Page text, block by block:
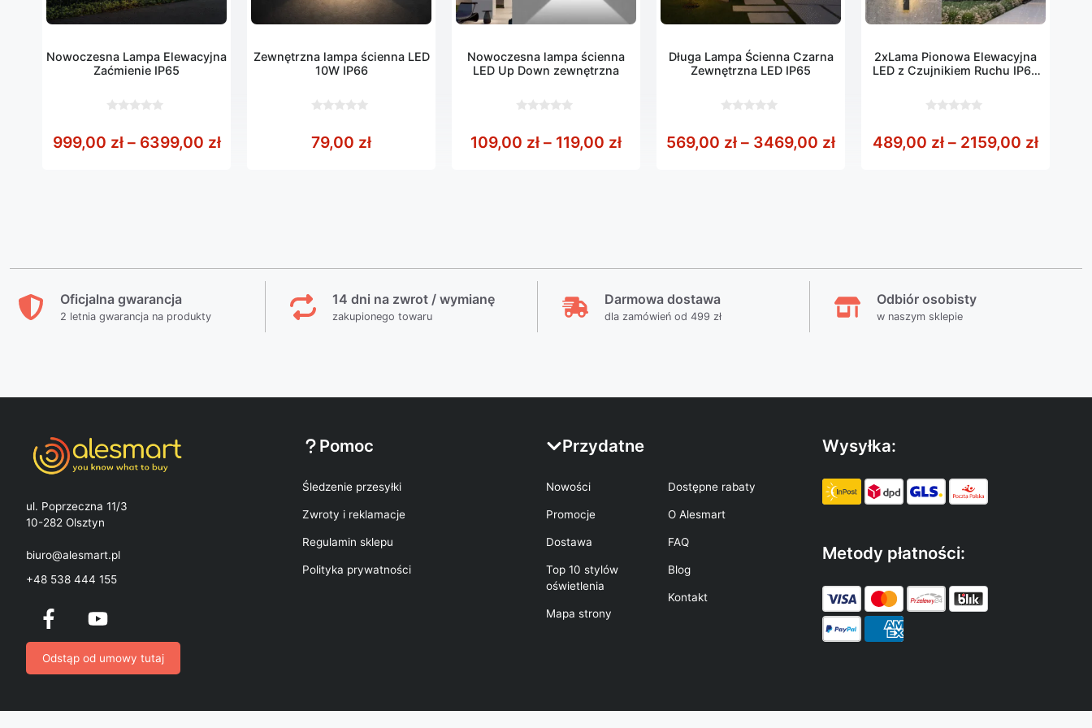
Nowoczesna Lampa Elewacyjna
Zaćmienie IP65
5
999,00 zł – 6399,00 złZakres cen: od 999,00 zł do 6399,00 zł
Zewnętrzna lampa ścienna LED
10W IP66
5
79,00 zł
Nowoczesna lampa ścienna
LED Up Down zewnętrzna
5
109,00 zł – 119,00 złZakres cen: od 109,00 zł do 119,00 zł
Długa Lampa Ścienna Czarna
Zewnętrzna LED IP65
5
569,00 zł – 3469,00 złZakres cen: od 569,00 zł do
2xLama Pionowa Elewacyjna
LED z Czujnikiem Ruchu IP65
5
489,00 zł – 2159,00 zł
Oficjalna gwarancja
2 letnia gwarancja na produkty
14 dni na zwrot / wymianę
zakupionego towaru
Darmowa dostawa
dla zamówień od 499 zł
Odbiór osobisty
w naszym sklepie
ul. Poprzeczna 11/3
10-282 Olsztyn
biuro@alesmart.pl
+48 538 444 155
Odstąp od umowy tutaj
Pomoc
Śledzenie przesyłki
Zwroty i reklamacje
Regulamin sklepu
Polityka prywatności
Przydatne
Nowości
Promocje
Dostawa
Top 10 stylów
oświetlenia
Mapa strony
Dostępne rabaty
O Alesmart
FAQ
Blog
Kontakt
Wysyłka:
Metody płatności: